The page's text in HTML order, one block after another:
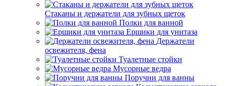
Стаканы и держатели для зубных щеток
Полки для ванной
Ершики для унитаза
Держатели
освежителя, фена
Туалетные стойки
Мусорные ведра
Поручни для ванны